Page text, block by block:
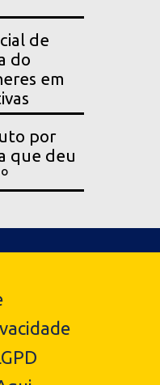
de
do
em
por
que deu